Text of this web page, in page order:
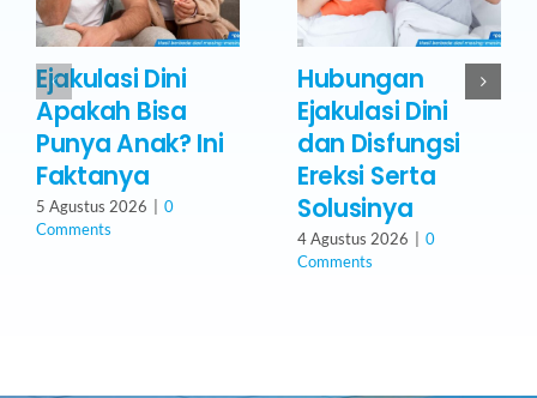
Ejakulasi Dini
Apakah Bisa
Punya Anak? Ini
Faktanya
5 Agustus 2026
0
Comments
Hubungan
Ejakulasi Dini
dan Disfungsi
Ereksi Serta
Solusinya
4 Agustus 2026
0
Comments